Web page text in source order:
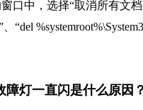
口中，选择“取消所有文
灯一直闪是什么原因